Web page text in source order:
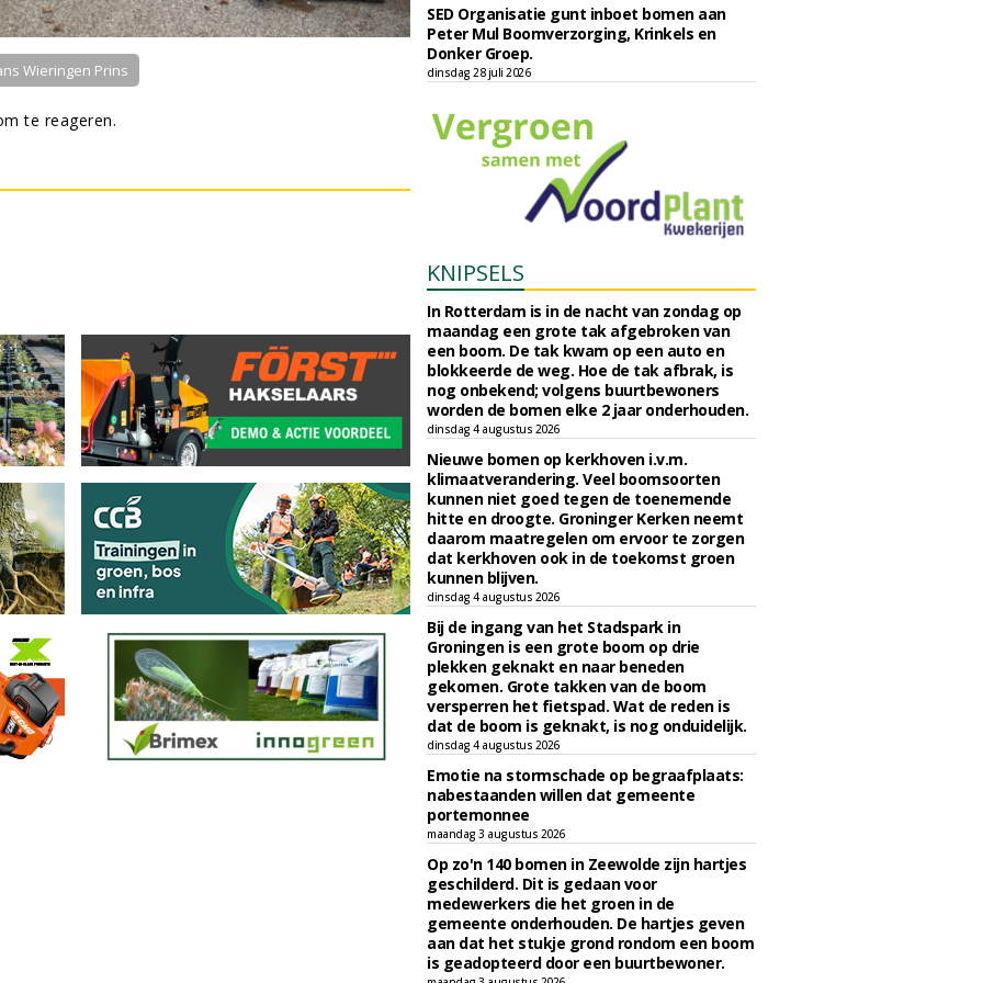
Wieringen Prins
te reageren.
SED Organisatie gunt inboet bomen aan
Peter Mul Boomverzorging, Krinkels en
Donker Groep.
dinsdag 28 juli 2026
KNIPSELS
In Rotterdam is in de nacht van zondag op
maandag een grote tak afgebroken van
een boom. De tak kwam op een auto en
blokkeerde de weg. Hoe de tak afbrak, is
nog onbekend; volgens buurtbewoners
worden de bomen elke 2 jaar onderhouden.
dinsdag 4 augustus 2026
Nieuwe bomen op kerkhoven i.v.m.
klimaatverandering. Veel boomsoorten
kunnen niet goed tegen de toenemende
hitte en droogte. Groninger Kerken neemt
daarom maatregelen om ervoor te zorgen
dat kerkhoven ook in de toekomst groen
kunnen blijven.
dinsdag 4 augustus 2026
Bij de ingang van het Stadspark in
Groningen is een grote boom op drie
plekken geknakt en naar beneden
gekomen. Grote takken van de boom
versperren het fietspad. Wat de reden is
dat de boom is geknakt, is nog onduidelijk.
dinsdag 4 augustus 2026
Emotie na stormschade op begraafplaats:
nabestaanden willen dat gemeente
portemonnee
maandag 3 augustus 2026
Op zo'n 140 bomen in Zeewolde zijn hartjes
geschilderd. Dit is gedaan voor
medewerkers die het groen in de
gemeente onderhouden. De hartjes geven
aan dat het stukje grond rondom een boom
is geadopteerd door een buurtbewoner.